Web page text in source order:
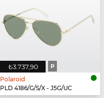
₺3.737,90 P
Polaroid
PLD 4186/G/S/X - J5G/UC